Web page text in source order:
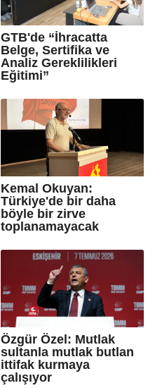
GTB'de “İhracatta
Belge, Sertifika ve
Analiz Gereklilikleri
Eğitimi”
Kemal Okuyan:
Türkiye'de bir daha
böyle bir zirve
toplanamayacak
Özgür Özel: Mutlak
sultanla mutlak butlan
ittifak kurmaya
çalışıyor